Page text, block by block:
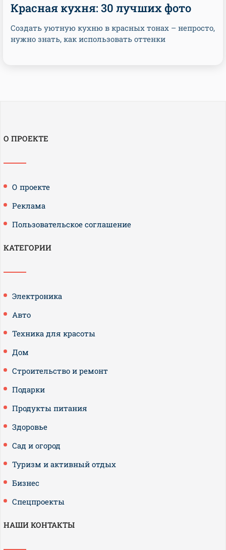
Красная кухня: 30 лучших фото
Создать уютную кухню в красных тонах – непросто,
нужно знать, как использовать оттенки
О ПРОЕКТЕ
О проекте
Реклама
Пользовательское соглашение
КАТЕГОРИИ
Электроника
Авто
Техника для красоты
Дом
Строительство и ремонт
Подарки
Продукты питания
Здоровье
Сад и огород
Туризм и активный отдых
Бизнес
Спецпроекты
НАШИ КОНТАКТЫ